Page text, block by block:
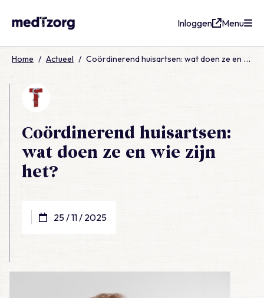
Inloggen Menu
Home / Actueel / Coördinerend huisartsen: wat doen ze en wie zijn het?
Coördinerend huisartsen:
wat doen ze en wie zijn
het?
25 / 11 / 2025